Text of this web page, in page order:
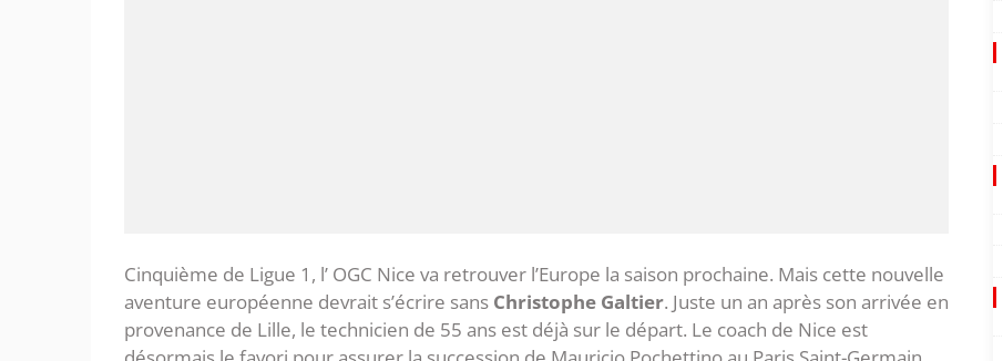
Cinquième de Ligue 1, l’ OGC Nice va retrouver l’Europe la saison prochaine. Mais cette nouvelle
aventure européenne devrait s’écrire sans Christophe Galtier. Juste un an après son arrivée en
provenance de Lille, le technicien de 55 ans est déjà sur le départ. Le coach de Nice est